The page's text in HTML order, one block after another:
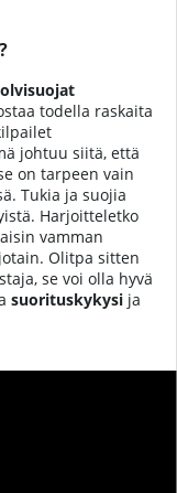
todella raskaita
johtuu siitä, että
on tarpeen vain
Tukia ja suojia
Harjoitteletko
vamman
Olitpa sitten
se voi olla hyvä
suorituskykysi ja